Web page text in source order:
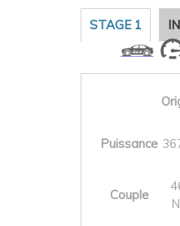
STAGE 1
Puissance
Couple